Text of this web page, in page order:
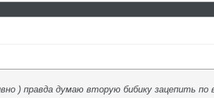
) правда думаю вторую бибику зацепить